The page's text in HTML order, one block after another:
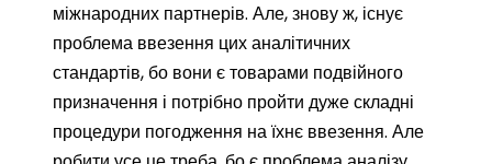
міжнародних партнерів. Але, знову ж, існує
проблема ввезення цих аналітичних
стандартів, бо вони є товарами подвійного
призначення і потрібно пройти дуже складні
процедури погодження на їхнє ввезення. Але